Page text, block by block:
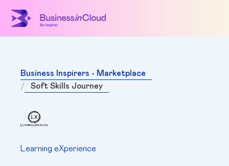
Business Inspirers - Marketplace
Soft Skills Journey
Learning eXperience